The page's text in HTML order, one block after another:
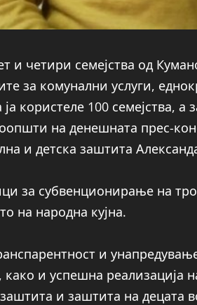
и четири семејства од
за комунални услуги,
ја користеле 100 семејства,
на денешната прес-
и детска заштита
за субвенционирање на
на народна кујна.
и
и успешна реализација
и заштита на децата